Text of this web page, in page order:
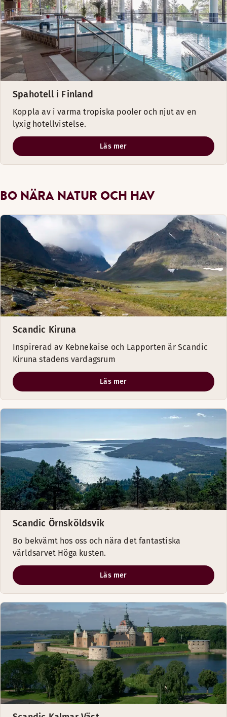
Spahotell i Finland
Koppla av i varma tropiska pooler och njut av en
lyxig hotellvistelse.
Läs mer
BO NÄRA NATUR OCH HAV
Scandic Kiruna
Inspirerad av Kebnekaise och Lapporten är Scandic
Kiruna stadens vardagsrum
Läs mer
Scandic Örnsköldsvik
Bo bekvämt hos oss och nära det fantastiska
världsarvet Höga kusten.
Läs mer